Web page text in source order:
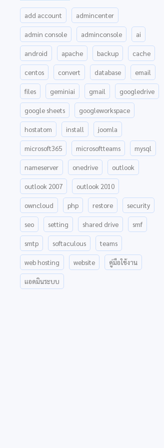
add account admincenter
admin console adminconsole ai
android apache backup cache
centos convert database email
files geminiai gmail googledrive
google sheets googleworkspace
hostatom install joomla
microsoft365 microsoftteams mysql
nameserver onedrive outlook
outlook 2007 outlook 2010
owncloud php restore security
seo setting shared drive smf
smtp softaculous teams
web hosting website คู่มือใช้งาน
แอดมินระบบ